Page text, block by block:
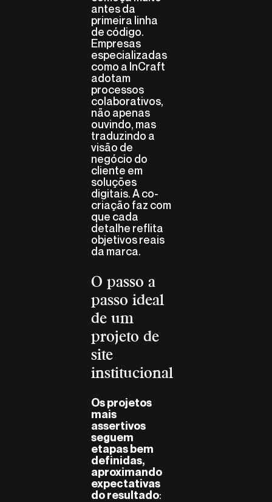
antes da
primeira linha
de código.
Empresas
especializadas
como a InCraft
adotam
processos
colaborativos,
não apenas
ouvindo, mas
traduzindo a
visão de
negócio do
cliente em
soluções
digitais. A co-
criação faz com
que cada
detalhe reflita
objetivos reais
da marca.
O passo a
passo ideal
de um
projeto de
site
institucional
Os projetos
mais
assertivos
seguem
etapas bem
definidas,
aproximando
expectativas
do resultado: